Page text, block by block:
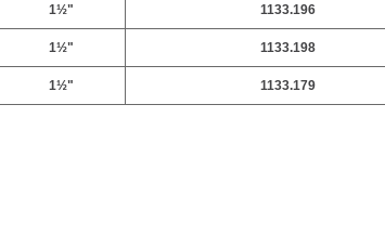
1½" 1133.196
1½" 1133.198
1½" 1133.179